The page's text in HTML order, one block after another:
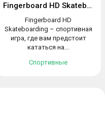
Fingerboard HD Skateboarding
Fingerboard HD
Skateboarding – спортивная
игра, где вам предстоит
кататься на...
Спортивные